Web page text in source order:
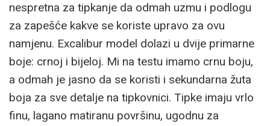
nespretna za tipkanje da odmah uzmu i podlogu
za zapešće kakve se koriste upravo za ovu
namjenu. Excalibur model dolazi u dvije primarne
boje: crnoj i bijeloj. Mi na testu imamo crnu boju,
a odmah je jasno da se koristi i sekundarna žuta
boja za sve detalje na tipkovnici. Tipke imaju vrlo
finu, lagano matiranu površinu, ugodnu za